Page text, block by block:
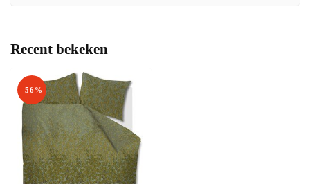
Recent bekeken
-56%